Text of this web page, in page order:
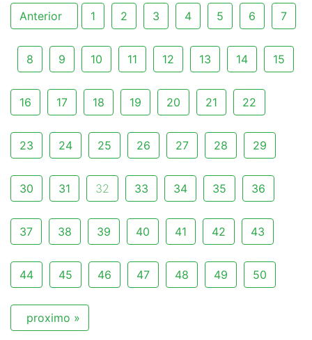
Anterior 1 2 3 4 5 6 7
8 9 10 11 12 13 14 15
16 17 18 19 20 21 22
23 24 25 26 27 28 29
30 31 32 33 34 35 36
37 38 39 40 41 42 43
44 45 46 47 48 49 50
proximo »